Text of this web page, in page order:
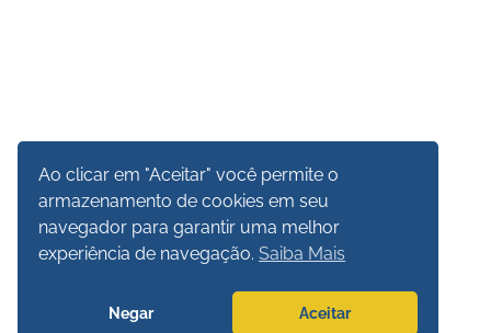
Ao clicar em "Aceitar" você permite o
armazenamento de cookies em seu
navegador para garantir uma melhor
experiência de navegação.Saiba Mais
Negar Aceitar